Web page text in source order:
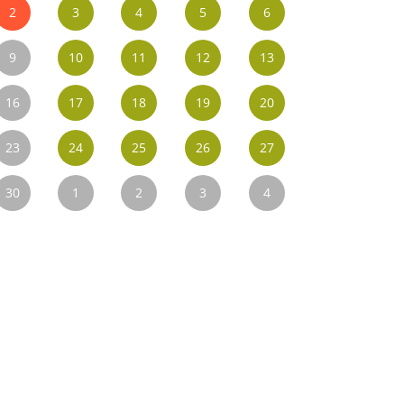
2 3 4 5 6
9 10 11 12 13
16 17 18 19 20
23 24 25 26 27
30 1 2 3 4